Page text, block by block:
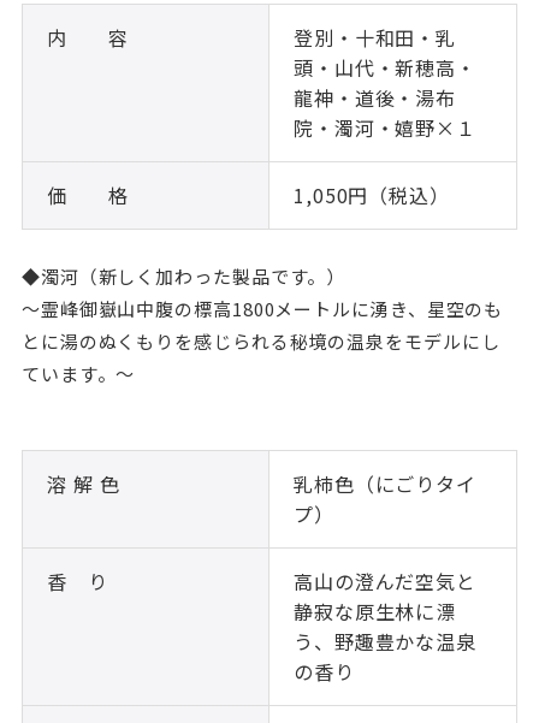
内 容
登別・十和田・乳
頭・山代・新穂高・
龍神・道後・湯布
院・濁河・嬉野×１
価 格 1,050円（税込）
◆濁河（新しく加わった製品です。）
～霊峰御嶽山中腹の標高1800メートルに湧き、星空のも
とに湯のぬくもりを感じられる秘境の温泉をモデルにし
ています。～
溶 解 色
乳柿色（にごりタイ
プ）
香 り
高山の澄んだ空気と
静寂な原生林に漂
う、野趣豊かな温泉
の香り